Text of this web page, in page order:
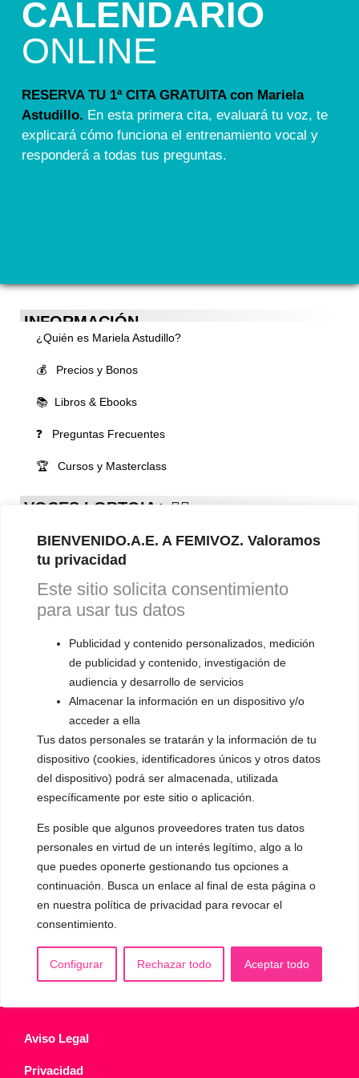
BIENVENIDO.A.E. A FEMIVOZ. Valoramos
tu privacidad
Este sitio solicita consentimiento
para usar tus datos
Publicidad y contenido personalizados, medición
de publicidad y contenido, investigación de
audiencia y desarrollo de servicios
Almacenar la información en un dispositivo y/o
acceder a ella
Tus datos personales se tratarán y la información de tu
dispositivo (cookies, identificadores únicos y otros datos
del dispositivo) podrá ser almacenada, utilizada
específicamente por este sitio o aplicación.
Es posible que algunos proveedores traten tus datos
personales en virtud de un interés legítimo, algo a lo
que puedes oponerte gestionando tus opciones a
continuación. Busca un enlace al final de esta página o
en nuestra política de privacidad para revocar el
consentimiento.
Configurar Rechazar todo Aceptar todo
CALENDARIO
ONLINE
RESERVA TU 1ª CITA GRATUITA con Mariela
Astudillo. En esta primera cita, evaluará tu voz, te
explicará cómo funciona el entrenamiento vocal y
responderá a todas tus preguntas.
INFORMACIÓN
¿Quién es Mariela Astudillo?
💰 Precios y Bonos
📚 Libros & Ebooks
❓ Preguntas Frecuentes
🏆 Cursos y Masterclass
VOCES LGBTQIA+ 🏳️‍🌈
▪️ Masculinización de la voz
▪️ Neutralización de la voz
▪️ Dualización de la voz
▪️ Androginización de la voz
OTRAS SESIONES
▪️ Caracterización de la voz
▪️ Voz virilizada por esteroides
▪️ Modificación del acento
🟥 CIRUGÍA: Glotoplastia
CONTACTO Y CITAS
✅Pide tu CITA ONLINE
WhatsApp :+34 625 14 46 47
Email :contacto@femivoz.es
Aviso Legal
Privacidad